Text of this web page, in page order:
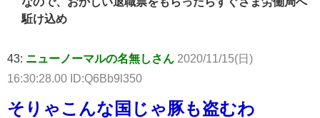
駈け込め
43: ニューノーマルの名無しさん 2020/11/15(日)
16:30:28.00 ID:Q6Bb9l350
そりゃこんな国じゃ豚も盗むわ